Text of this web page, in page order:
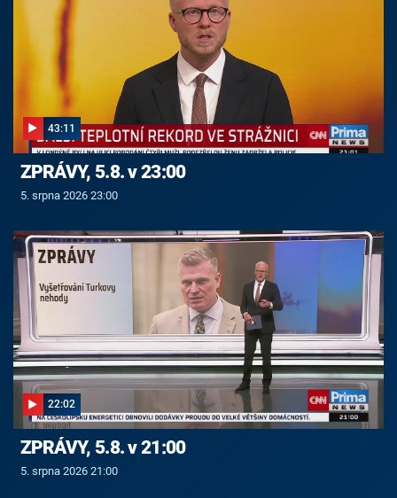
43:11
ZPRÁVY, 5.8. v 23:00
5. srpna 2026 23:00
22:02
ZPRÁVY, 5.8. v 21:00
5. srpna 2026 21:00